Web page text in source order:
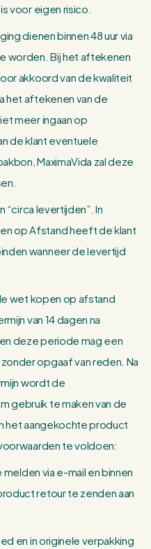
voor eigen risico.
dienen binnen 48 uur via
worden. Bij het aftekenen
akkoord van de kwaliteit
het aftekenen van de
meer ingaan op
de klant eventuele
MaximaVida zal deze
“circa levertijden”. In
op Afstand heeft de klant
wanneer de levertijd
wet kopen op afstand
van 14 dagen na
deze periode mag een
opgaaf van reden. Na
wordt de
gebruik te maken van de
het aangekochte product
te voldoen:
via e-mail en binnen
retour te zenden aan
en in originele verpakking